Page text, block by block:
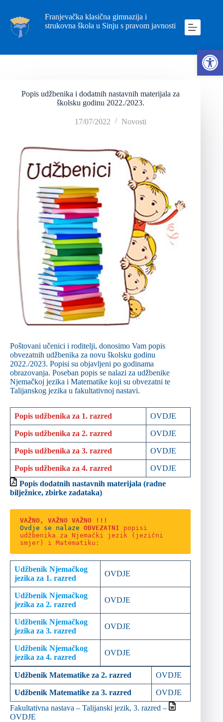
Franjevačka klasična gimnazija i
strukovna škola u Sinju s pravom javnosti
Popis udžbenika i dodatnih nastavnih materijala za
školsku godinu 2022./2023.
17/07/2022 Novosti
Poštovani učenici i roditelji, donosimo Vam popis
obvezatnih udžbenika za novu školsku godinu
2022./2023. Popisi su objavljeni po godinama
obrazovanja. Poseban popis se nalazi za udžbenike
Njemačkoj jezika i Matematike koji su obvezatni te
Talijanskog jezika u fakultativnoj nastavi.
Popis udžbenika za 1. razred OVDJE
Popis udžbenika za 2. razred OVDJE
Popis udžbenika za 3. razred OVDJE
Popis udžbenika za 4. razred
OVDJE
Popis dodatnih nastavnih materijala (radne
bilježnice, zbirke zadataka)
VAŽNO, VAŽNO VAŽNO !!!
Ovdje se nalaze OBVEZATNI popisi
udžbenika za Njemački jezik (jezični
smjer) i Matematiku:
Udžbenik Njemačkog
jezika za 1. razred
OVDJE
Udžbenik Njemačkog
jezika za 2. razred
OVDJE
Udžbenik Njemačkog
jezika za 3. razred
OVDJE
Udžbenik Njemačkog
jezika za 4. razred
OVDJE
Udžbenik Matematike za 2. razred OVDJE
Udžbenik Matematike za 3. razred
OVDJE
Fakultativna nastava – Talijanski jezik, 3. razred –
OVDJE